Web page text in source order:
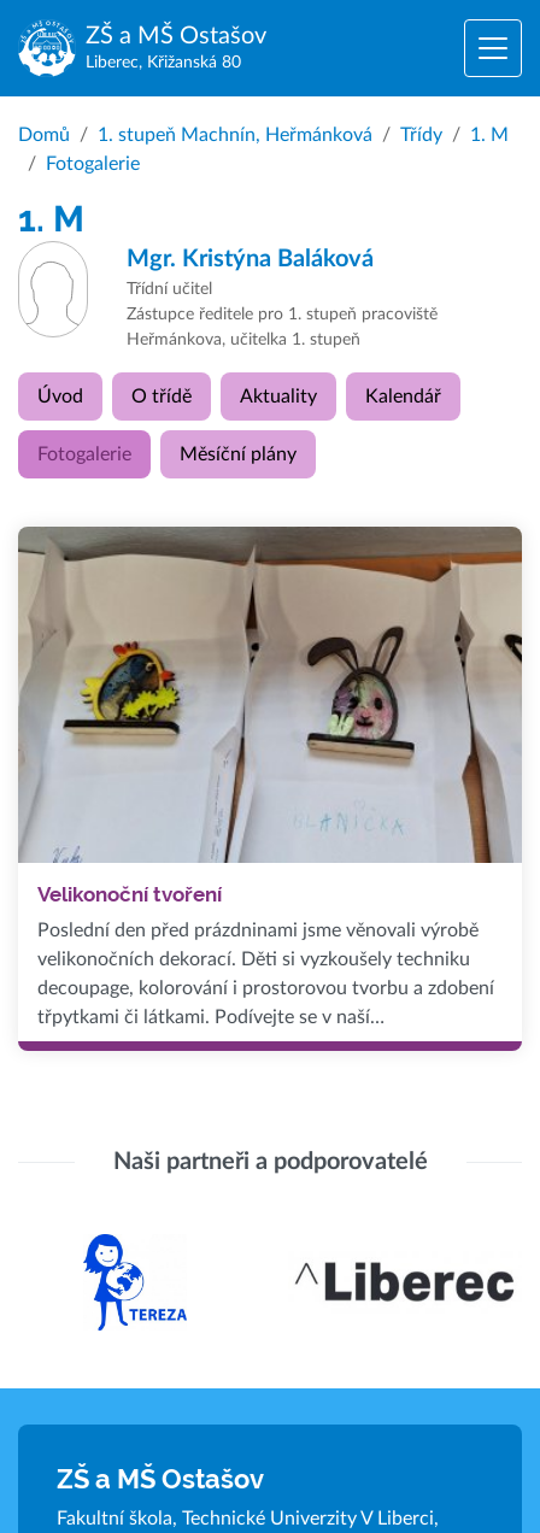
ZŠ a MŠ Ostašov
Liberec, Křižanská 80
Domů 1. stupeň Machnín, Heřmánková Třídy
1. M
Fotogalerie
1. M
Mgr. Kristýna Baláková
Třídní učitel
Zástupce ředitele pro 1. stupeň pracoviště
Heřmánkova, učitelka 1. stupeň
Úvod O třídě Aktuality Kalendář
Fotogalerie Měsíční plány
Velikonoční tvoření
Poslední den před prázdninami jsme věnovali výrobě
velikonočních dekorací. Děti si vyzkoušely techniku
decoupage, kolorování i prostorovou tvorbu a zdobení
třpytkami či látkami. Podívejte se v naší…
Naši partneři a podporovatelé
ZŠ a MŠ Ostašov
Fakultní škola, Technické Univerzity V Liberci,